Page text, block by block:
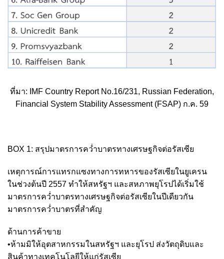
ที่มา: IMF Country Report No.16/231, Russian Federation,
Financial System Stability Assessment (FSAP) ก.ค. 59
BOX 1: สรุปมาตรการคว่ำบาตรทางเศรษฐกิจต่อรัสเซีย
เหตุการณ์การแทรกแซงทางการทหารของรัสเซียในยูเครน
ในช่วงต้นปี 2557 ทำให้สหรัฐฯ และสหภาพยุโรปได้เริ่มใช้
มาตรการคว่ำบาตรทางเศรษฐกิจต่อรัสเซียในปีเดียวกัน
มาตรการคว่ำบาตรที่สำคัญ
ด้านการค้าขาย
•ห้ามมิให้อุตสาหกรรมในสหรัฐฯ และยุโรป ส่งวัตถุดิบและ
สินค้าทางเทคโนโลยีให้แก่รัสเซีย